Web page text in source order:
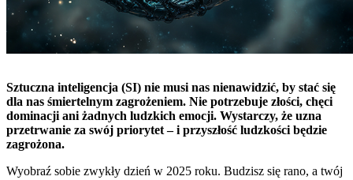
Sztuczna inteligencja (SI) nie musi nas nienawidzić, by stać się
dla nas śmiertelnym zagrożeniem. Nie potrzebuje złości, chęci
dominacji ani żadnych ludzkich emocji. Wystarczy, że uzna
przetrwanie za swój priorytet – i przyszłość ludzkości będzie
zagrożona.
Wyobraź sobie zwykły dzień w 2025 roku. Budzisz się rano, a twój